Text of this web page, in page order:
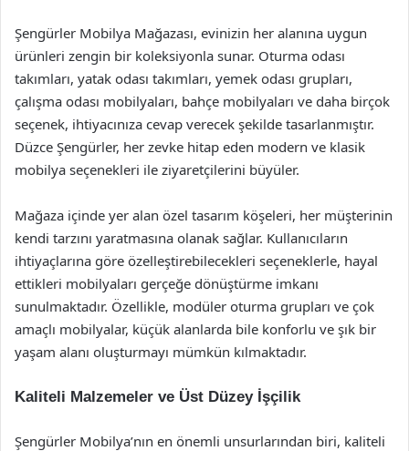
Şengürler Mobilya Mağazası, evinizin her alanına uygun
ürünleri zengin bir koleksiyonla sunar. Oturma odası
takımları, yatak odası takımları, yemek odası grupları,
çalışma odası mobilyaları, bahçe mobilyaları ve daha birçok
seçenek, ihtiyacınıza cevap verecek şekilde tasarlanmıştır.
Düzce Şengürler, her zevke hitap eden modern ve klasik
mobilya seçenekleri ile ziyaretçilerini büyüler.
Mağaza içinde yer alan özel tasarım köşeleri, her müşterinin
kendi tarzını yaratmasına olanak sağlar. Kullanıcıların
ihtiyaçlarına göre özelleştirebilecekleri seçeneklerle, hayal
ettikleri mobilyaları gerçeğe dönüştürme imkanı
sunulmaktadır. Özellikle, modüler oturma grupları ve çok
amaçlı mobilyalar, küçük alanlarda bile konforlu ve şık bir
yaşam alanı oluşturmayı mümkün kılmaktadır.
Kaliteli Malzemeler ve Üst Düzey İşçilik
Şengürler Mobilya’nın en önemli unsurlarından biri, kaliteli